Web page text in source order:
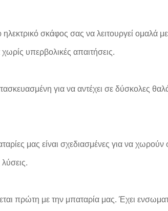
ηλεκτρικό σκάφος σας να λειτουργεί ομαλά
υπερβολικές απαιτήσεις.
για να αντέχει σε δύσκολες
μας είναι σχεδιασμένες για να
πρώτη με την μπαταρία μας. Έχει